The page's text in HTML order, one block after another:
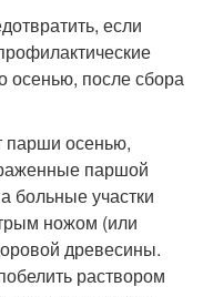
если
осенью, после сбора
парши осенью,
паршой
больные участки
ножом (или
древесины.
раствором